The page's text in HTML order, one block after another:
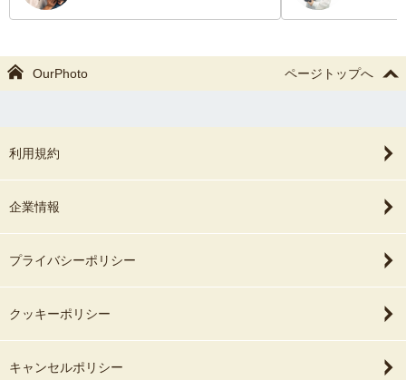
年賀状に写真を間に合わせたいという無理
出来上がったお写真の仕上がりも期待を超
三人目にして初めてのニューボーンフォト
これからゆっくり出来上がった写真を眺め
OurPhoto ページトップへ
利用規約
企業情報
プライバシーポリシー
クッキーポリシー
キャンセルポリシー